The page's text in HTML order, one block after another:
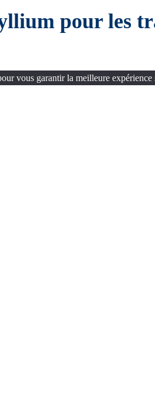
pour les
vous garantir la meilleure expérience